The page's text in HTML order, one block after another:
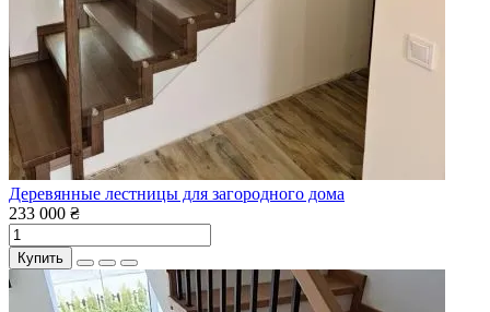
Деревянные лестницы для загородного дома
233 000 ₴
Купить